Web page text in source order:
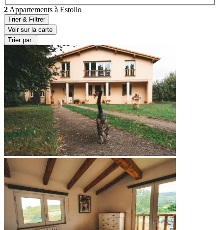
2 Appartements à Estollo
Trier & Filtrer
Voir sur la carte
Trier par: